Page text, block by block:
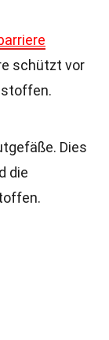
schützt vor
Dies
die